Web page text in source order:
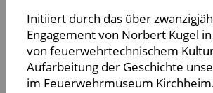
Initiiert durch das über
Engagement von Norbert Kugel
von feuerwehrtechnischem
Aufarbeitung der Geschichte
im Feuerwehrmuseum